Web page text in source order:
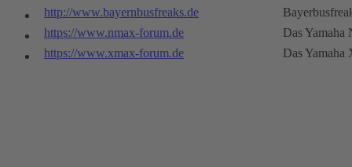
http://www.bayernbusfreaks.de
https://www.nmax-forum.de
Das
https://www.xmax-forum.de
Das